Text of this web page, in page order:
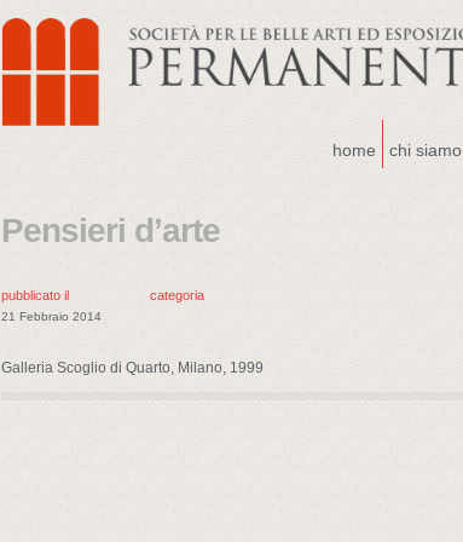
home chi siamo
Pensieri d’arte
pubblicato il
21 Febbraio 2014
categoria
Galleria Scoglio di Quarto, Milano, 1999